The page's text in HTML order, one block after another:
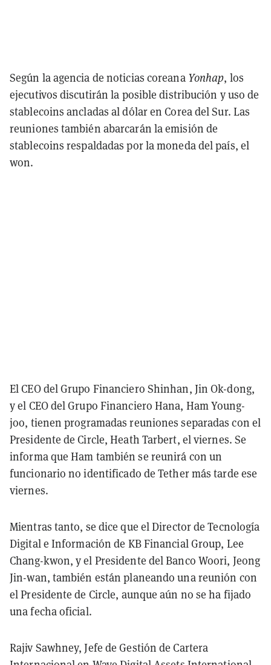
Según la agencia de noticias coreana Yonhap, los
ejecutivos discutirán la posible distribución y uso de
stablecoins ancladas al dólar en Corea del Sur. Las
reuniones también abarcarán la emisión de
stablecoins respaldadas por la moneda del país, el
won.
El CEO del Grupo Financiero Shinhan, Jin Ok-dong,
y el CEO del Grupo Financiero Hana, Ham Young-
joo, tienen programadas reuniones separadas con el
Presidente de Circle, Heath Tarbert, el viernes. Se
informa que Ham también se reunirá con un
funcionario no identificado de Tether más tarde ese
viernes.
Mientras tanto, se dice que el Director de Tecnología
Digital e Información de KB Financial Group, Lee
Chang-kwon, y el Presidente del Banco Woori, Jeong
Jin-wan, también están planeando una reunión con
el Presidente de Circle, aunque aún no se ha fijado
una fecha oficial.
Rajiv Sawhney, Jefe de Gestión de Cartera